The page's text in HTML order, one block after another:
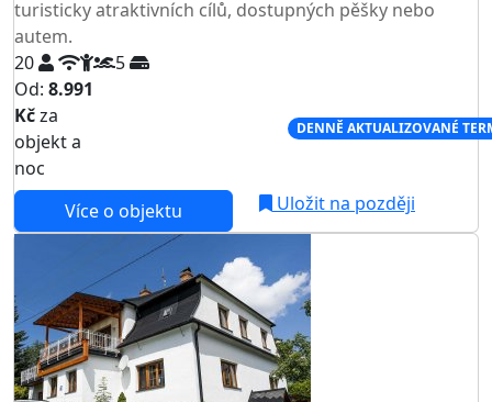
turisticky atraktivních cílů, dostupných pěšky nebo
autem.
20
5
Od: 8.991
Kčza
objekt a
noc
DENNĚ AKTUALIZOVANÉ
Více o objektu Uložit na později